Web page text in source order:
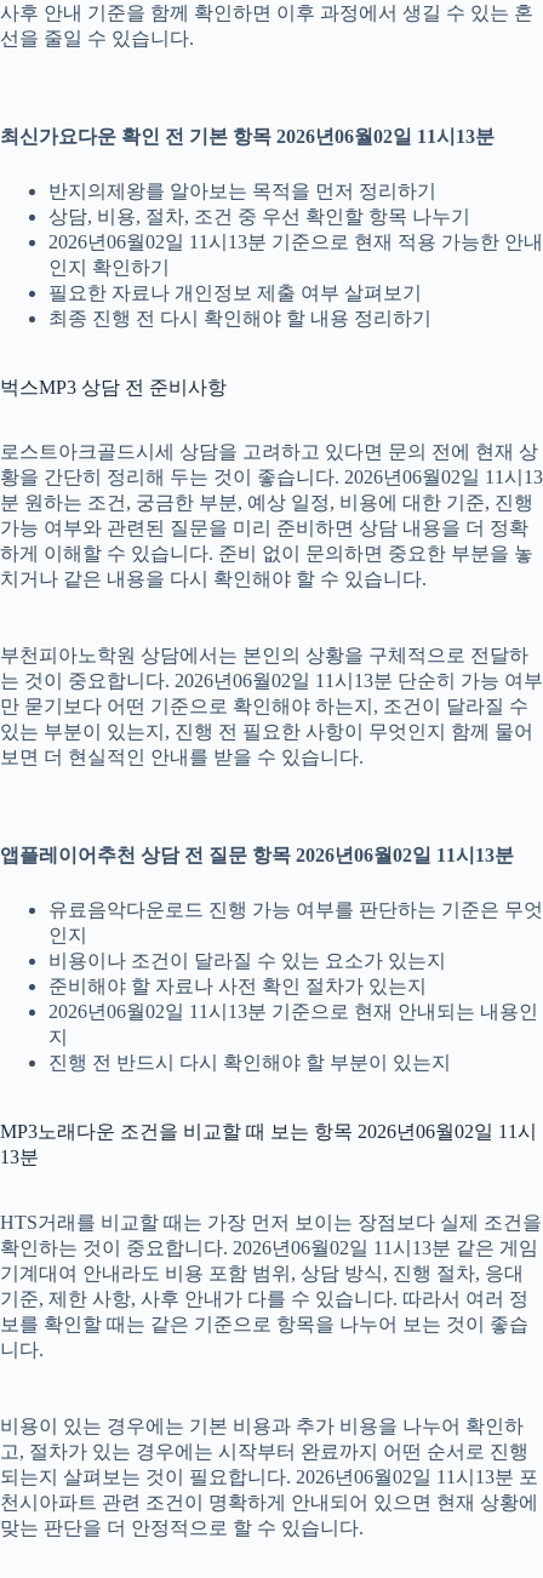
사후 안내 기준을 함께 확인하면 이후 과정에서 생길 수 있는 혼
선을 줄일 수 있습니다.
최신가요다운 확인 전 기본 항목 2026년06월02일 11시13분
반지의제왕를 알아보는 목적을 먼저 정리하기
상담, 비용, 절차, 조건 중 우선 확인할 항목 나누기
2026년06월02일 11시13분 기준으로 현재 적용 가능한 안내
인지 확인하기
필요한 자료나 개인정보 제출 여부 살펴보기
최종 진행 전 다시 확인해야 할 내용 정리하기
벅스MP3 상담 전 준비사항
로스트아크골드시세 상담을 고려하고 있다면 문의 전에 현재 상
황을 간단히 정리해 두는 것이 좋습니다. 2026년06월02일 11시13
분 원하는 조건, 궁금한 부분, 예상 일정, 비용에 대한 기준, 진행
가능 여부와 관련된 질문을 미리 준비하면 상담 내용을 더 정확
하게 이해할 수 있습니다. 준비 없이 문의하면 중요한 부분을 놓
치거나 같은 내용을 다시 확인해야 할 수 있습니다.
부천피아노학원 상담에서는 본인의 상황을 구체적으로 전달하
는 것이 중요합니다. 2026년06월02일 11시13분 단순히 가능 여부
만 묻기보다 어떤 기준으로 확인해야 하는지, 조건이 달라질 수
있는 부분이 있는지, 진행 전 필요한 사항이 무엇인지 함께 물어
보면 더 현실적인 안내를 받을 수 있습니다.
앱플레이어추천 상담 전 질문 항목 2026년06월02일 11시13분
유료음악다운로드 진행 가능 여부를 판단하는 기준은 무엇
인지
비용이나 조건이 달라질 수 있는 요소가 있는지
준비해야 할 자료나 사전 확인 절차가 있는지
2026년06월02일 11시13분 기준으로 현재 안내되는 내용인
지
진행 전 반드시 다시 확인해야 할 부분이 있는지
MP3노래다운 조건을 비교할 때 보는 항목 2026년06월02일 11시
13분
HTS거래를 비교할 때는 가장 먼저 보이는 장점보다 실제 조건을
확인하는 것이 중요합니다. 2026년06월02일 11시13분 같은 게임
기계대여 안내라도 비용 포함 범위, 상담 방식, 진행 절차, 응대
기준, 제한 사항, 사후 안내가 다를 수 있습니다. 따라서 여러 정
보를 확인할 때는 같은 기준으로 항목을 나누어 보는 것이 좋습
니다.
비용이 있는 경우에는 기본 비용과 추가 비용을 나누어 확인하
고, 절차가 있는 경우에는 시작부터 완료까지 어떤 순서로 진행
되는지 살펴보는 것이 필요합니다. 2026년06월02일 11시13분 포
천시아파트 관련 조건이 명확하게 안내되어 있으면 현재 상황에
맞는 판단을 더 안정적으로 할 수 있습니다.